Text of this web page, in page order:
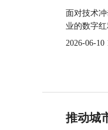
面对技术
业的数字红
2026-06-10
推动城